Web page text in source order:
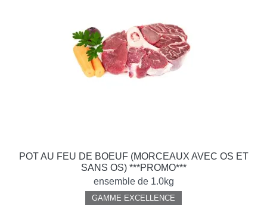
POT AU FEU DE BOEUF (MORCEAUX AVEC OS ET
SANS OS) ***PROMO***
ensemble de 1.0kg
GAMME EXCELLENCE